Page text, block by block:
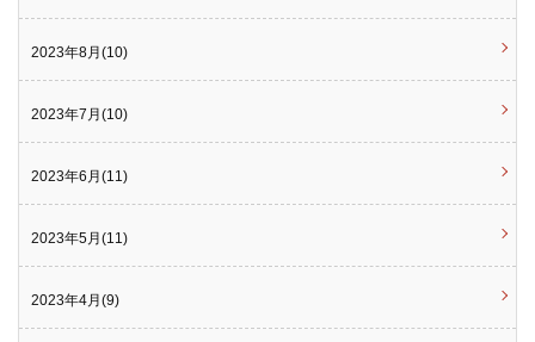
2023年8月(10)
2023年7月(10)
2023年6月(11)
2023年5月(11)
2023年4月(9)